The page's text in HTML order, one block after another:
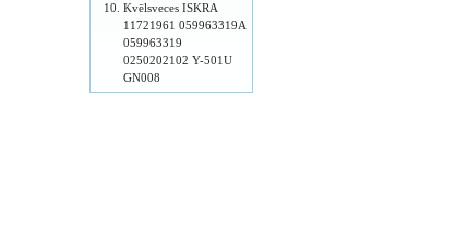
Kvēlsveces ISKRA
11721961 059963319A
059963319
0250202102 Y-501U
GN008